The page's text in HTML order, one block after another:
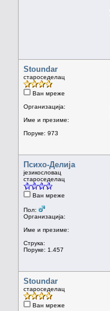
Stoundar
староседелац
Ван мреже
Организација:
Име и презиме:
Поруке: 973
Психо-Делија
језикословац
староседелац
Ван мреже
Пол:
Организација:
Име и презиме:
Струка:
Поруке: 1.457
Stoundar
староседелац
Ван мреже